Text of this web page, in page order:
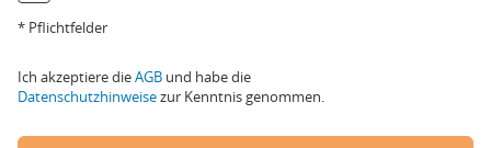
* Pflichtfelder
Ich akzeptiere dieAGB und habe die
Datenschutzhinweisezur Kenntnis genommen.